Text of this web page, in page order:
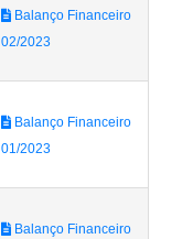
Balanço Financeiro
02/2023
Balanço Financeiro
01/2023
Balanço Financeiro